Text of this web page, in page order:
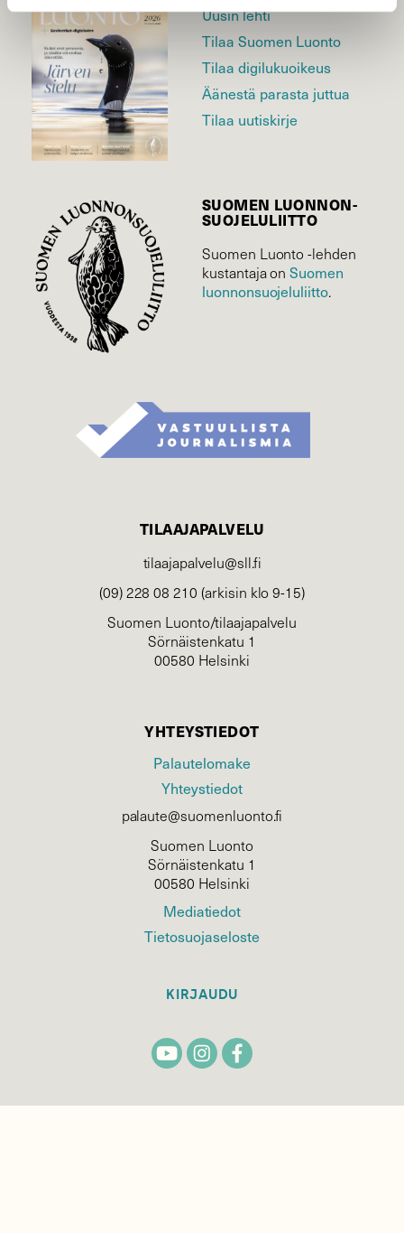
Uusin lehti
Tilaa Suomen Luonto
Tilaa digilukuoikeus
Äänestä parasta juttua
Tilaa uutiskirje
SUOMEN LUONNON­
SUOJELU­LIITTO
Suomen Luonto -lehden
kustantaja onSuomen
luonnonsuojelu­liitto.
TILAAJAPALVELU
tilaajapalvelu@sll.fi
(09) 228 08 210 (arkisin klo 9-15)
Suomen Luonto/tilaajapalvelu
Sörnäistenkatu 1
00580 Helsinki
YHTEYSTIEDOT
Palautelomake
Yhteystiedot
palaute@suomenluonto.fi
Suomen Luonto
Sörnäistenkatu 1
00580 Helsinki
Mediatiedot
Tietosuojaseloste
KIRJAUDU